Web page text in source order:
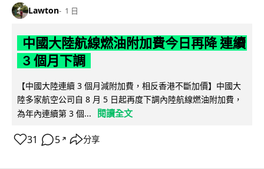
Lawton 1 日
中國大陸航線燃油附加費今日再降 連續
3 個月下調
【中國大陸連續 3 個月減附加費，相反香港不斷加價】中國大
陸多家航空公司自 8 月 5 日起再度下調內陸航線燃油附加費，
為年內連續第 3 個...
閱讀全文
31 5 ↗ 分享